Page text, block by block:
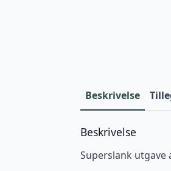
Beskrivelse
Beskrivelse
Superslank utgave